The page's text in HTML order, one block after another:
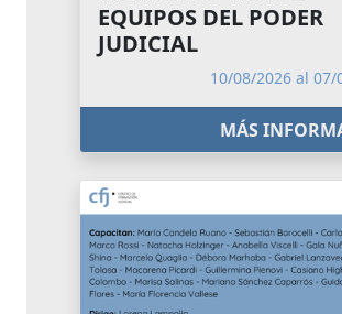
EQUIPOS DEL PODER
JUDICIAL
10/08/2026 al 07/
MÁS